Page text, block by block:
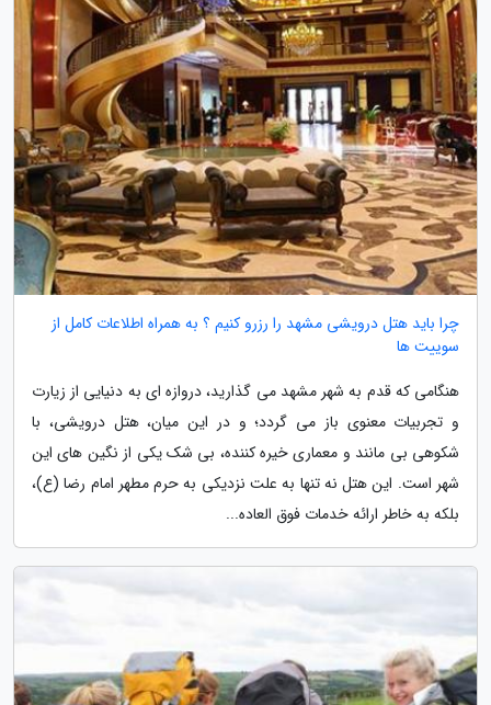
چرا باید هتل درویشی مشهد را رزرو کنیم ؟ به همراه اطلاعات کامل از
سوییت ها
هنگامی که قدم به شهر مشهد می گذارید، دروازه ای به دنیایی از زیارت
و تجربیات معنوی باز می گردد؛ و در این میان، هتل درویشی، با
شکوهی بی مانند و معماری خیره کننده، بی شک یکی از نگین های این
شهر است. این هتل نه تنها به علت نزدیکی به حرم مطهر امام رضا (ع)،
بلکه به خاطر ارائه خدمات فوق العاده...